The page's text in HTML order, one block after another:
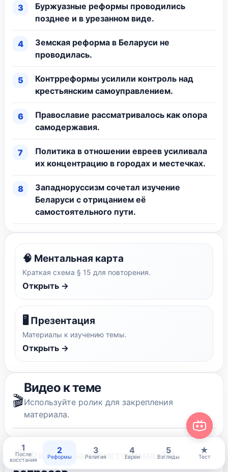
Буржуазные реформы проводились
позднее и в урезанном виде.
Земская реформа в Беларуси не
проводилась.
Контрреформы усилили контроль над
крестьянским самоуправлением.
Православие рассматривалось как опора
самодержавия.
Политика в отношении евреев усиливала
их концентрацию в городах и местечках.
Западноруссизм сочетал изучение
Беларуси с отрицанием её
самостоятельного пути.
🧠 Ментальная карта
Краткая схема § 15 для повторения.
Открыть →
🖥️ Презентация
Материалы к изучению темы.
Открыть →
🎬
Видео к теме
Используйте ролик для закрепления
материала.
🏆 Финальная викторина: 10
1
После
восстания
2
Реформы
3
Религия
4
Евреи
5
Взгляды
★
Тест